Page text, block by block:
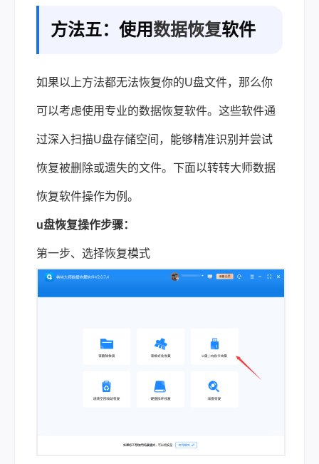
方法五：使用数据恢复软件
如果以上方法都无法恢复你的U盘文件，那么你
可以考虑使用专业的数据恢复软件。这些软件通
过深入扫描U盘存储空间，能够精准识别并尝试
恢复被删除或遗失的文件。下面以转转大师数据
恢复软件操作为例。
u盘恢复操作步骤：
第一步、选择恢复模式